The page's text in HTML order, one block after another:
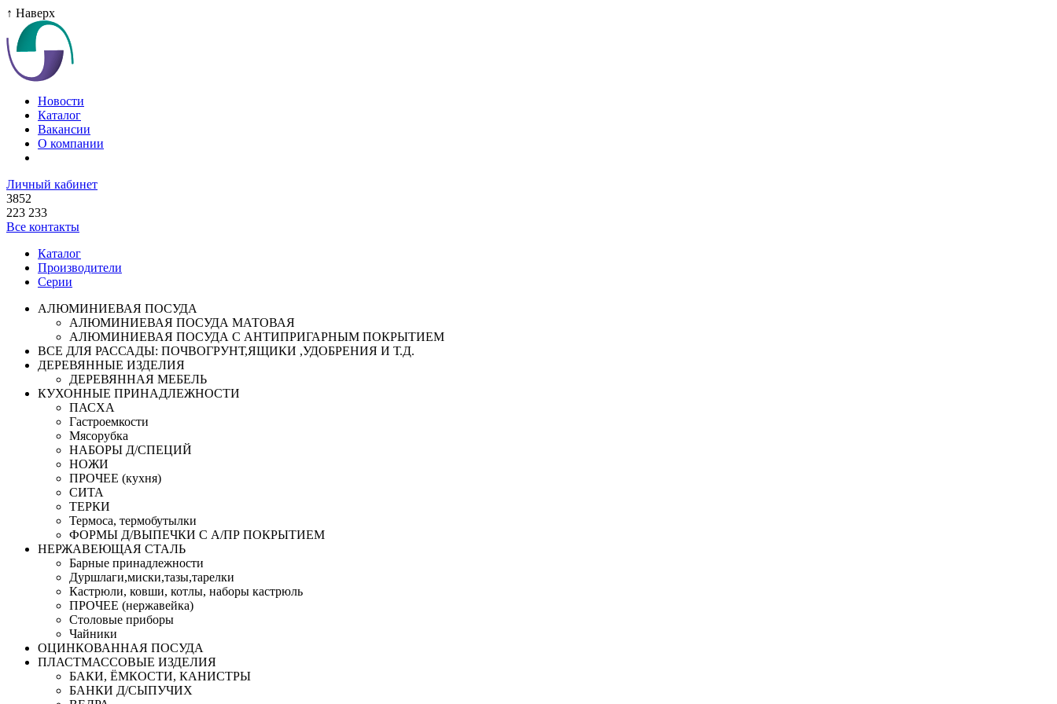
↑ Наверх
Новости
Каталог
Вакансии
О компании
Личный кабинет
3852
223 233
Все контакты
Каталог
Производители
Серии
АЛЮМИНИЕВАЯ ПОСУДА
АЛЮМИНИЕВАЯ ПОСУДА МАТОВАЯ
АЛЮМИНИЕВАЯ ПОСУДА С АНТИПРИГАРНЫМ ПОКРЫТИЕМ
ВСЕ ДЛЯ РАССАДЫ: ПОЧВОГРУНТ,ЯЩИКИ ,УДОБРЕНИЯ И Т.Д.
ДЕРЕВЯННЫЕ ИЗДЕЛИЯ
ДЕРЕВЯННАЯ МЕБЕЛЬ
КУХОННЫЕ ПРИНАДЛЕЖНОСТИ
ПАСХА
Гастроемкости
Мясорубка
НАБОРЫ Д/СПЕЦИЙ
НОЖИ
ПРОЧЕЕ (кухня)
СИТА
ТЕРКИ
Термоса, термобутылки
ФОРМЫ Д/ВЫПЕЧКИ С А/ПР ПОКРЫТИЕМ
НЕРЖАВЕЮЩАЯ СТАЛЬ
Барные принадлежности
Дуршлаги,миски,тазы,тарелки
Кастрюли, ковши, котлы, наборы кастрюль
ПРОЧЕЕ (нержавейка)
Столовые приборы
Чайники
ОЦИНКОВАННАЯ ПОСУДА
ПЛАСТМАССОВЫЕ ИЗДЕЛИЯ
БАКИ, ЁМКОСТИ, КАНИСТРЫ
БАНКИ Д/СЫПУЧИХ